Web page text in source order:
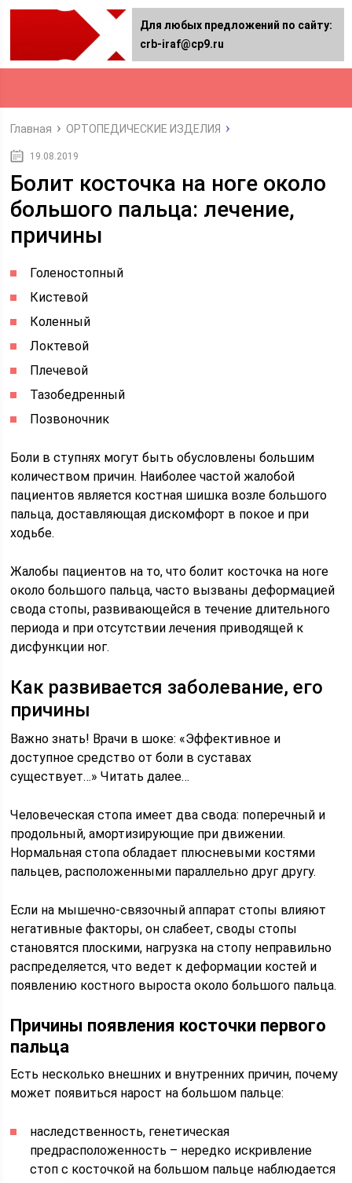
Главная ОРТОПЕДИЧЕСКИЕ ИЗДЕЛИЯ
19.08.2019
Болит косточка на ноге около
большого пальца: лечение,
причины
Голеностопный
Кистевой
Коленный
Локтевой
Плечевой
Тазобедренный
Позвоночник
Боли в ступнях могут быть обусловлены большим
количеством причин. Наиболее частой жалобой
пациентов является костная шишка возле большого
пальца, доставляющая дискомфорт в покое и при
ходьбе.
Жалобы пациентов на то, что болит косточка на ноге
около большого пальца, часто вызваны деформацией
свода стопы, развивающейся в течение длительного
периода и при отсутствии лечения приводящей к
дисфункции ног.
Как развивается заболевание, его
причины
Важно знать! Врачи в шоке: «Эффективное и
доступное средство от боли в суставах
существует…» Читать далее…
Человеческая стопа имеет два свода: поперечный и
продольный, амортизирующие при движении.
Нормальная стопа обладает плюсневыми костями
пальцев, расположенными параллельно друг другу.
Если на мышечно-связочный аппарат стопы влияют
негативные факторы, он слабеет, своды стопы
становятся плоскими, нагрузка на стопу неправильно
распределяется, что ведет к деформации костей и
появлению костного выроста около большого пальца.
Причины появления косточки первого
пальца
Есть несколько внешних и внутренних причин, почему
может появиться нарост на большом пальце:
наследственность, генетическая
предрасположенность – нередко искривление
стоп с косточкой на большом пальце наблюдается
Для любых предложений по сайту:
crb-iraf@cp9.ru